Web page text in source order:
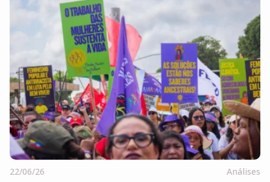
22/06/26 Análises